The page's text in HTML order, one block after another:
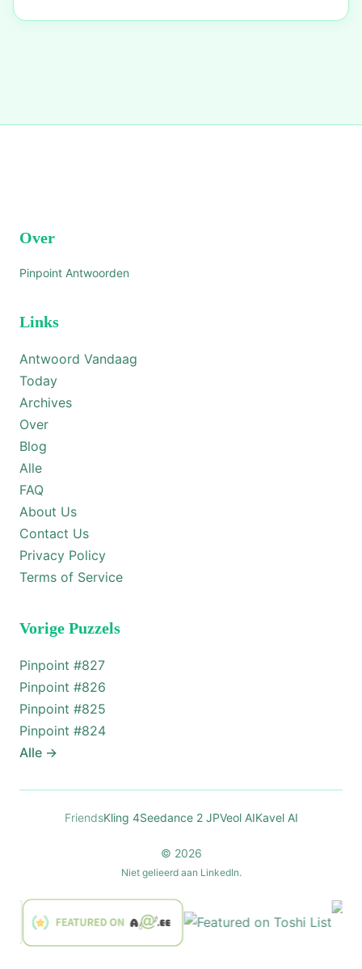
Over
Pinpoint Antwoorden
Links
Antwoord Vandaag
Today
Archives
Over
Blog
Alle
FAQ
About Us
Contact Us
Privacy Policy
Terms of Service
Vorige Puzzels
Pinpoint #827
Pinpoint #826
Pinpoint #825
Pinpoint #824
Alle →
FriendsKling 4Seedance 2 JPVeol AIKavel AI
© 2026
Niet gelieerd aan LinkedIn.